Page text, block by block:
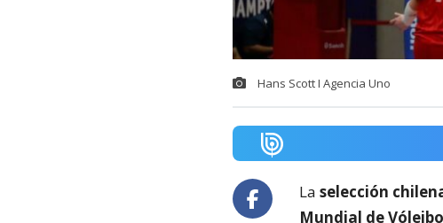
Hans Scott I Agencia Uno
La selección
Mundial de